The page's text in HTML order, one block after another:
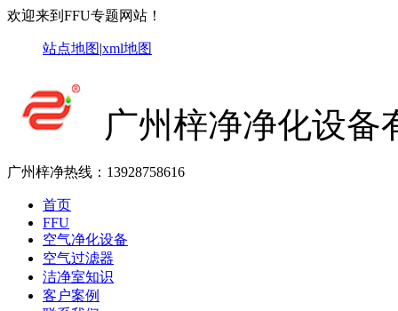
欢迎来到FFU专题网站！
站点地图|xml地图
广州梓净净化设备
广州梓净热线： 13928758616
首页
FFU
空气净化设备
空气过滤器
洁净室知识
客户案例